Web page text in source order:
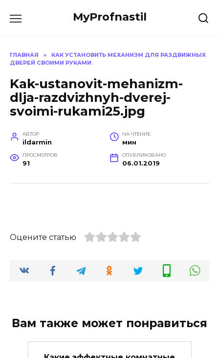
MyProfnastil
ГЛАВНАЯ »
КАК УСТАНОВИТЬ МЕХАНИЗМ ДЛЯ РАЗДВИЖНЫХ
ДВЕРЕЙ СВОИМИ РУКАМИ
Kak-ustanovit-mehanizm-
dlja-razdvizhnyh-dverej-
svoimi-rukami25.jpg
АВТОР
ildarmin
НА ЧТЕНИЕ
мин
ПРОСМОТРОВ
91
ОПУБЛИКОВАНО
06.01.2019
Оцените статью
Вам также может понравиться